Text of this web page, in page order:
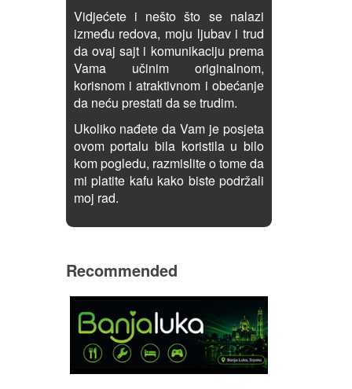
Vidjećete i nešto što se nalazi
između redova, moju ljubav i trud
da ovaj sajt i komunikaciju prema
Vama učinim originalnom,
korisnom i atraktivnom i obećanje
da neću prestati da se trudim.
Ukoliko nađete da Vam je posjeta
ovom portalu bila koristila u bilo
kom pogledu, razmislite o tome da
mi platite kafu kako biste podržali
moj rad.
Recommended